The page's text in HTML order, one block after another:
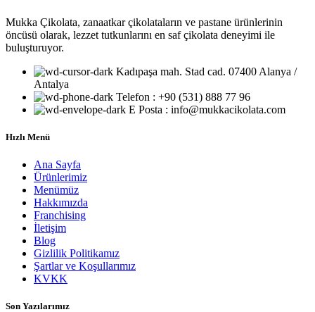
Mukka Çikolata, zanaatkar çikolataların ve pastane ürünlerinin
öncüsü olarak, lezzet tutkunlarını en saf çikolata deneyimi ile
buluşturuyor.
Kadıpaşa mah. Stad cad. 07400 Alanya /
Antalya
Telefon : +90 (531) 888 77 96
E Posta : info@mukkacikolata.com
Hızlı Menü
Ana Sayfa
Ürünlerimiz
Menümüz
Hakkımızda
Franchising
İletişim
Blog
Gizlilik Politikamız
Şartlar ve Koşullarımız
KVKK
Son Yazılarımız